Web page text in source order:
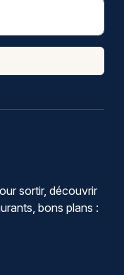
sortir, découvrir
bons plans :